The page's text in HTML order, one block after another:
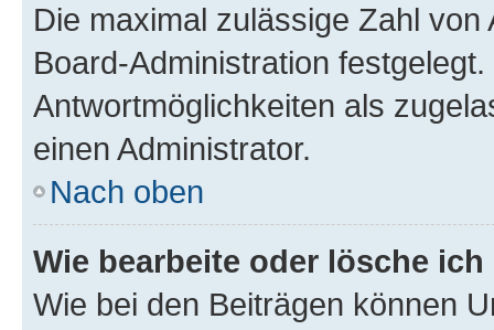
Die maximal zulässige Zahl
Board-Administration
Antwortmöglichkeiten als
einen Administrator.
Nach oben
Wie bearbeite oder lösche
Wie bei den Beiträgen können